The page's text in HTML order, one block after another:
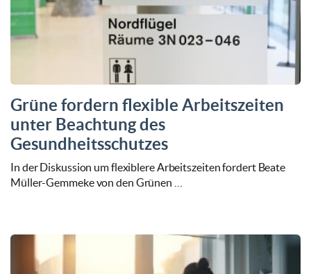
Grüne fordern flexible Arbeitszeiten
unter Beachtung des
Gesundheitsschutzes
In der Diskussion um flexiblere Arbeitszeiten fordert Beate
Müller-Gemmeke von den Grünen …